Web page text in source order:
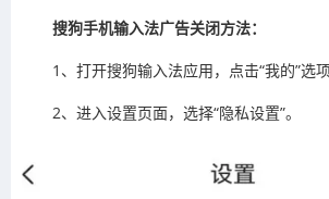
搜狗手机输入法广告关闭方法：
1、打开搜狗输入法应用，点击“我的”选项
2、进入设置页面，选择“隐私设置”。